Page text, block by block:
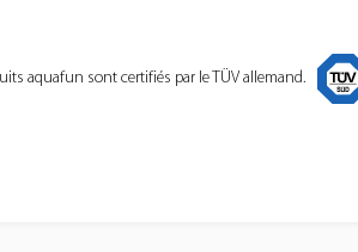
aquafun sont certifiés par le TÜV allemand.